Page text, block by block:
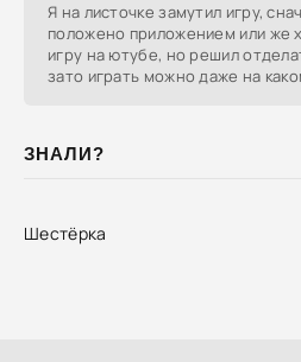
Я на листочке замутил игру,
положено приложением или же
игру на ютубе, но решил
зато играть можно даже на
ЗНАЛИ?
Шестёрка